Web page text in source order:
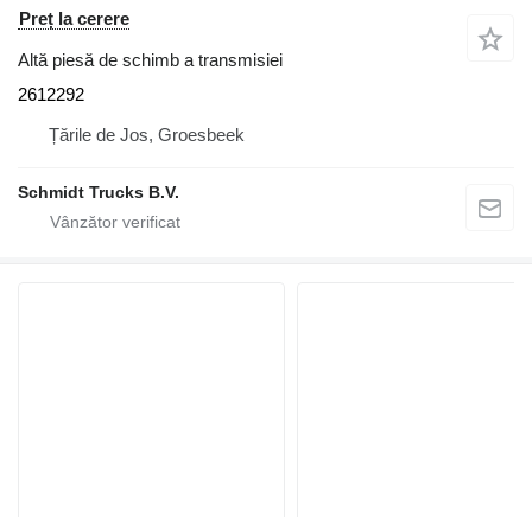
Preț la cerere
Altă piesă de schimb a transmisiei
2612292
Țările de Jos, Groesbeek
Schmidt Trucks B.V.